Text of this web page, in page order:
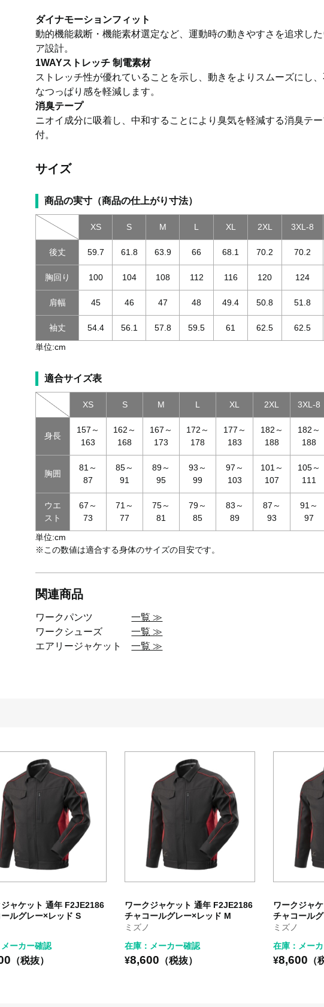
ダイナモーションフィット
動的機能裁断・機能素材選定など、運動時の動きやすさを追求し
ア設計。
1WAYストレッチ 制電素材
ストレッチ性が優れていることを示し、動きをよりスムーズにし
なつっぱり感を軽減します。
消臭テープ
ニオイ成分に吸着し、中和することにより臭気を軽減する消臭テ
付。
サイズ
商品の実寸（商品の仕上がり寸法）
XS S M L XL 2XL 3XL-8
後丈 59.7 61.8 63.9 66 68.1 70.2 70.2
胸回り 100 104 108 112 116 120 124
肩幅 45 46 47 48 49.4 50.8 51.8
袖丈 54.4 56.1 57.8 59.5 61 62.5 62.5
単位:cm
適合サイズ表
XS S M L XL 2XL 3XL-8
身長
157～
163
162～
168
167～
173
172～
178
177～
183
182～
188
182～
188
胸囲
81～
87
85～
91
89～
95
93～
99
97～
103
101～
107
105～
111
ウエ
スト
67～
73
71～
77
75～
81
79～
85
83～
89
87～
93
91～
97
単位:cm
※この数値は適合する身体のサイズの目安です。
関連商品
ワークパンツ一覧 ≫
ワークシューズ一覧 ≫
エアリージャケット一覧 ≫
ジャケット 通年 F2JE2186
ルグレー×レッド S
ーカー確認
（税抜）
ワークジャケット 通年 F2JE2186
チャコールグレー×レッド M
ミズノ
在庫：メーカー確認
¥8,600 （税抜）
ワークジャ
チャコール
ミズノ
在庫：メー
¥8,600 （